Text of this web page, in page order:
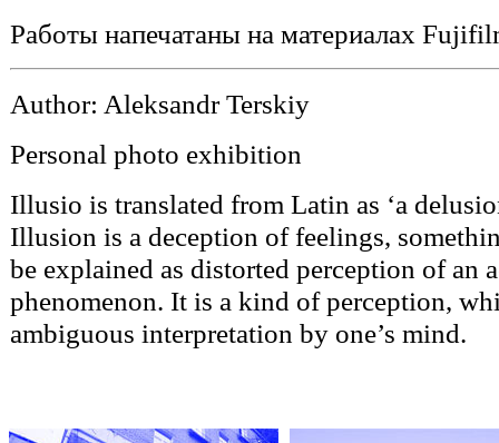
Работы напечатаны на материалах
Author: Aleksandr Terskiy
Personal photo exhibition
Illusio is translated from Latin as ‘a
Illusion is a deception of feelings,
be explained as distorted perception of an
phenomenon. It is a kind of perception,
ambiguous interpretation by one’s mind.